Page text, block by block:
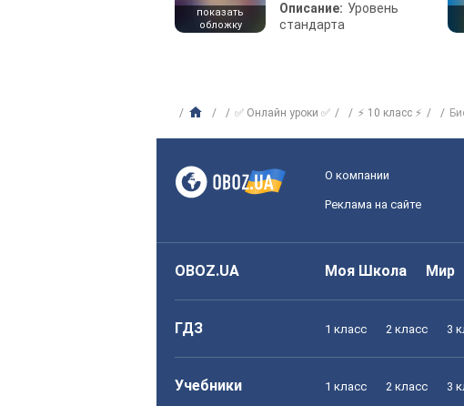
показать
обложку
Описание: Уровень
стандарта
✅ Онлайн уроки ✅ ⚡ 10 класс ⚡
О компании
Реклама на сайте
OBOZ.UA Моя Школа Мир
ГДЗ 1 класс 2 класс 3
Учебники 1 класс 2 класс 3